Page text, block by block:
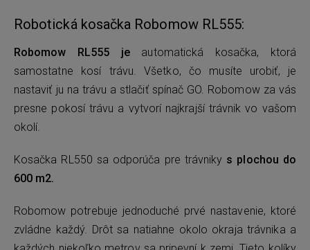
Robotická kosačka Robomow RL555:
Robomow RL555 jeautomatická kosačka, ktorá
samostatne kosí trávu. Všetko, čo musíte urobiť, je
nastaviť ju na trávu a stlačiť spínač GO. Robomow za vás
presne pokosí trávu a vytvorí najkrajší trávnik vo vašom
okolí.
Kosačka RL550 sa odporúča pre trávniky s plochou do
600 m2.
Robomow potrebuje jednoduché prvé nastavenie, ktoré
zvládne každý. Drôt sa natiahne okolo okraja trávnika a